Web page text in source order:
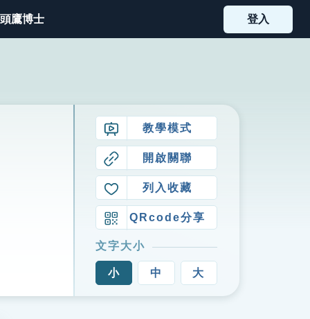
鷹博士 登入
教學模式
開啟關聯
列入收藏
QRcode分享
文字大小
小 中 大